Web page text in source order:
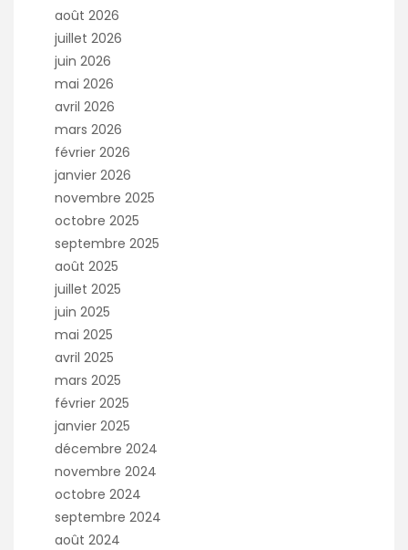
:
août 2026
juillet 2026
juin 2026
mai 2026
avril 2026
mars 2026
février 2026
janvier 2026
novembre 2025
octobre 2025
septembre 2025
août 2025
juillet 2025
juin 2025
mai 2025
avril 2025
mars 2025
février 2025
janvier 2025
décembre 2024
novembre 2024
octobre 2024
septembre 2024
août 2024